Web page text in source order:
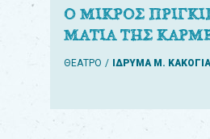
Ο ΜΙΚΡΟΣ
ΜΑΤΙΑ ΤΗΣ
ΘΕΑΤΡΟ ΙΔΡΥΜΑ Μ.